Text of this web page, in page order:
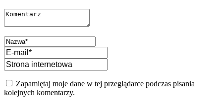
Zapamiętaj moje dane w tej przeglądarce podczas pisania
kolejnych komentarzy.